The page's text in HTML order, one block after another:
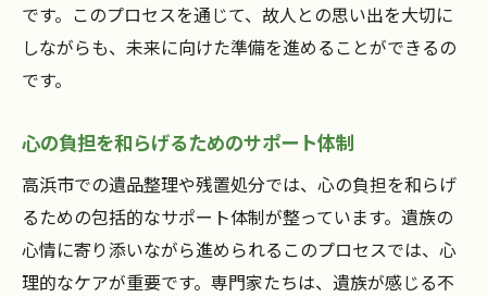
です。このプロセスを通じて、故人との思い出を大切に
しながらも、未来に向けた準備を進めることができるの
です。
心の負担を和らげるためのサポート体制
高浜市での遺品整理や残置処分では、心の負担を和らげ
るための包括的なサポート体制が整っています。遺族の
心情に寄り添いながら進められるこのプロセスでは、心
理的なケアが重要です。専門家たちは、遺族が感じる不